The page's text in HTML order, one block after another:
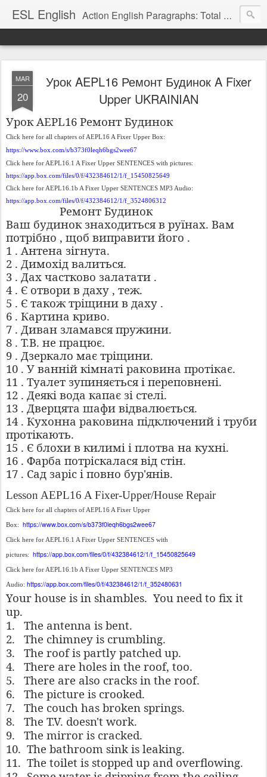
ESL English Action English Paragraphs: Total Physical Response (TPR) Paragraphs for the High School and Adult Language Student
MAR
20
Урок AEPL16 Ремонт Будинок A Fixer
Upper UKRAINIAN
Урок AEPL16 Ремонт Будинок
Click here for all chapters of AEPL16 A Fixer Upper Box:
https://www.box.com/s/b373f0leqh6bgs2wee67
Click here for AEPL16.1 A Fixer Upper SENTENCES with pictures:
https://app.box.com/files/0/f/432384612/1/f_15450825649
Click here for AEPL16.1b A Fixer Upper SENTENCES MP3 Audio:
https://app.box.com/files/0/f/432384612/1/f_3524806312
Ремонт Будинок
Ваш будинок знаходиться в руїнах. Вам
потрібно , щоб виправити його .
1 . Антена зігнута.
2 . Димохід валиться.
3 . Дах частково залатати .
4 . Є отвори в даху , теж.
5 . Є також тріщини в даху .
6 . Картина криво.
7 . Диван зламався пружини.
8 . Т.В. не працює.
9 . Дзеркало має тріщини.
10 . У ванній кімнаті раковина протікає.
11 . Туалет зупиняється і переповнені.
12 . Деякі вода капає зі стелі.
13 . Дверцята шафи відвалюється.
14 . Кухонна раковина підключений і труби
протікають.
15 . Є блохи в килимі і плотва на кухні.
16 . Фарба потріскалася від стін.
17 . Сад заріс і повно бур'янів.
Lesson AEPL16 A Fixer-Upper/House Repair
Click here for all chapters of AEPL16 A Fixer Upper
Box: https://www.box.com/s/b373f0leqh6bgs2wee67
Click here for AEPL16.1 A Fixer Upper SENTENCES with
pictures: https://app.box.com/files/0/f/432384612/1/f_15450825649
Click here for AEPL16.1b A Fixer Upper SENTENCES MP3
Audio: https://app.box.com/files/0/f/432384612/1/f_352480631
Your house is in shambles. You need to fix it
up.
1.
The antenna is bent.
2.
The chimney is crumbling.
3.
The roof is partly patched up.
4.
There are holes in the roof, too.
5.
There are also cracks in the roof.
6.
The picture is crooked.
7.
The couch has broken springs.
8.
The T.V. doesn't work.
9.
The mirror is cracked.
10. The bathroom sink is leaking.
11. The toilet is stopped up and overflowing.